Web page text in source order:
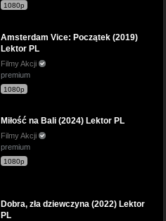
1080p
Amsterdam Vice: Początek (2019)
Lektor PL
Filmy Akcji
premium
1080p
Miłość na Bali (2024) Lektor PL
Filmy Akcji
premium
1080p
Dobra, zła dziewczyna (2022) Lektor
PL